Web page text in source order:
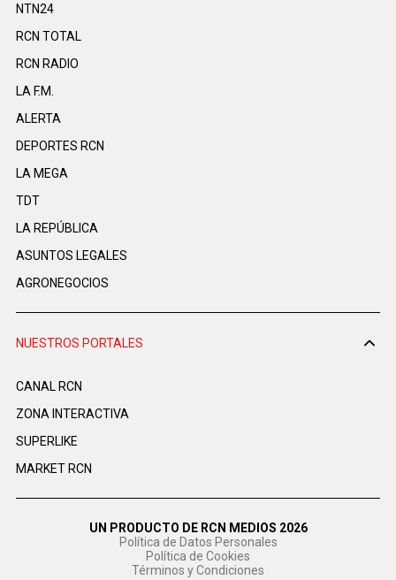
NTN24
RCN TOTAL
RCN RADIO
LA F.M.
ALERTA
DEPORTES RCN
LA MEGA
TDT
LA REPÚBLICA
ASUNTOS LEGALES
AGRONEGOCIOS
NUESTROS PORTALES
CANAL RCN
ZONA INTERACTIVA
SUPERLIKE
MARKET RCN
UN PRODUCTO DE RCN MEDIOS 2026
Política de Datos Personales
Política de Cookies
Términos y Condiciones